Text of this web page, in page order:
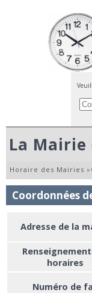
La Mairie
Horaire des Mairies »
Coordonnées
Adresse de la
horaires
Numéro de